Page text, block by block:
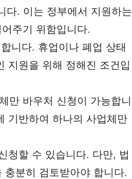
다. 이는 정부에서 지원하는
주기 위함입니다.
니다. 휴업이나 폐업 상태
지원을 위해 정해진 조건입
만 바우처 신청이 가능합니
기반하여 하나의 사업체만
청할 수 있습니다. 다만, 법
분히 검토받아야 합니다.